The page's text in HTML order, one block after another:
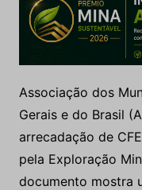
Associação dos
Gerais e do Brasil
arrecadação de
pela Exploração
documento mostra